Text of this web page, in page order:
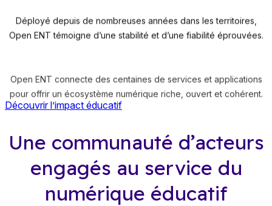
Déployé depuis de nombreuses années dans les territoires,
Open ENT témoigne d’une stabilité et d’une fiabilité éprouvées.
Open ENT connecte des centaines de services et applications
pour offrir un écosystème numérique riche, ouvert et cohérent.
Découvrir l’impact éducatif
Une communauté d’acteurs
engagés au service du
numérique éducatif